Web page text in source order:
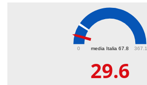
media Italia 67.8
0 367.1
29.6